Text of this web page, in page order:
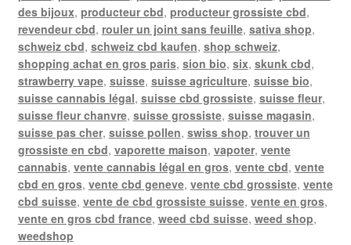
des bijoux, producteur cbd, producteur grossiste cbd,
revendeur cbd, rouler un joint sans feuille, sativa shop,
schweiz cbd, schweiz cbd kaufen, shop schweiz,
shopping achat en gros paris, sion bio, six, skunk cbd,
strawberry vape, suisse, suisse agriculture, suisse bio,
suisse cannabis légal, suisse cbd grossiste, suisse fleur,
suisse fleur chanvre, suisse grossiste, suisse magasin,
suisse pas cher, suisse pollen, swiss shop, trouver un
grossiste en cbd, vaporette maison, vapoter, vente
cannabis, vente cannabis légal en gros, vente cbd, vente
cbd en gros, vente cbd geneve, vente cbd grossiste, vente
cbd suisse, vente de cbd grossiste suisse, vente en gros,
vente en gros cbd france, weed cbd suisse, weed shop,
weedshop